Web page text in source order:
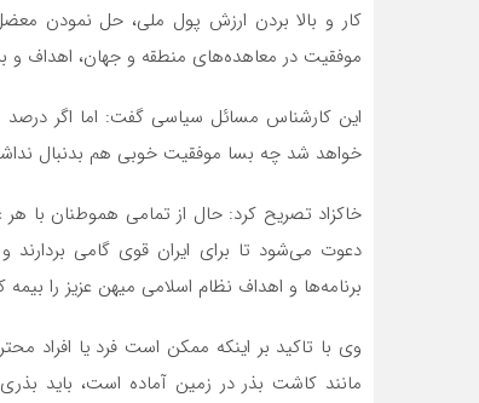
کار و بالا بردن ارزش پول ملی، حل نمودن
موفقیت در معاهده‌های منطقه و جهان، اهداف و
این کارشناس مسائل سیاسی گفت: اما اگر
خواهد شد چه بسا موفقیت خوبی هم بدنبال
خاکزاد تصریح کرد: حال از تمامی هموطنان
برنامه‌ها و اهداف نظام اسلامی میهن عزیز را بیمه
وی با تاکید بر اینکه ممکن است فرد یا افراد
مانند کاشت بذر در زمین آماده است، باید